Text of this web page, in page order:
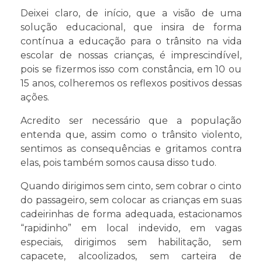
Deixei claro, de início, que a visão de uma
solução educacional, que insira de forma
contínua a educação para o trânsito na vida
escolar de nossas crianças, é imprescindível,
pois se fizermos isso com constância, em 10 ou
15 anos, colheremos os reflexos positivos dessas
ações.
Acredito ser necessário que a população
entenda que, assim como o trânsito violento,
sentimos as consequências e gritamos contra
elas, pois também somos causa disso tudo.
Quando dirigimos sem cinto, sem cobrar o cinto
do passageiro, sem colocar as crianças em suas
cadeirinhas de forma adequada, estacionamos
“rapidinho” em local indevido, em vagas
especiais, dirigimos sem habilitação, sem
capacete, alcoolizados, sem carteira de